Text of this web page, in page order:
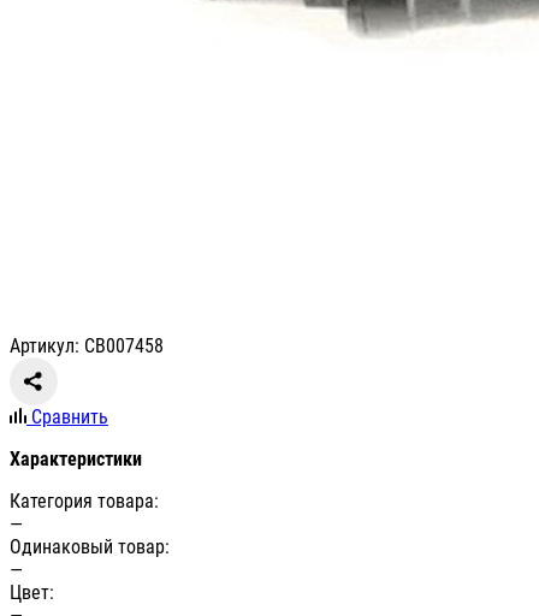
Артикул: СВ007458
Сравнить
Характеристики
Категория товара:
—
Одинаковый товар:
—
Цвет: